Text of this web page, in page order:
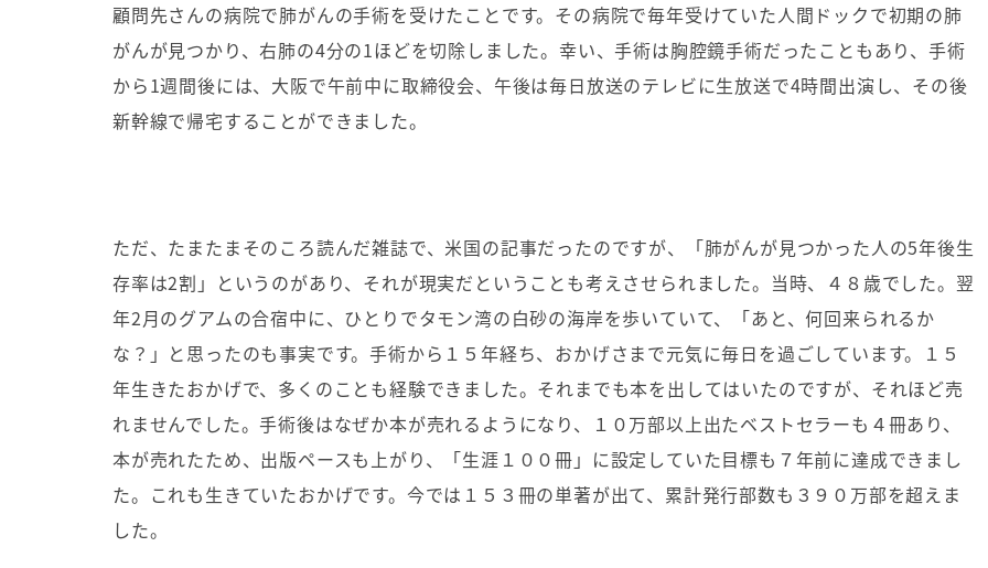
顧問先さんの病院で肺がんの手術を受けたことです。その病院で毎年受けていた人間ドックで初期の肺
がんが見つかり、右肺の4分の1ほどを切除しました。幸い、手術は胸腔鏡手術だったこともあり、手術
から1週間後には、大阪で午前中に取締役会、午後は毎日放送のテレビに生放送で4時間出演し、その後
新幹線で帰宅することができました。
ただ、たまたまそのころ読んだ雑誌で、米国の記事だったのですが、「肺がんが見つかった人の5年後生
存率は2割」というのがあり、それが現実だということも考えさせられました。当時、４８歳でした。翌
年2月のグアムの合宿中に、ひとりでタモン湾の白砂の海岸を歩いていて、「あと、何回来られるか
な？」と思ったのも事実です。手術から１５年経ち、おかげさまで元気に毎日を過ごしています。１５
年生きたおかげで、多くのことも経験できました。それまでも本を出してはいたのですが、それほど売
れませんでした。手術後はなぜか本が売れるようになり、１０万部以上出たベストセラーも４冊あり、
本が売れたため、出版ペースも上がり、「生涯１００冊」に設定していた目標も７年前に達成できまし
た。これも生きていたおかげです。今では１５３冊の単著が出て、累計発行部数も３９０万部を超えま
した。